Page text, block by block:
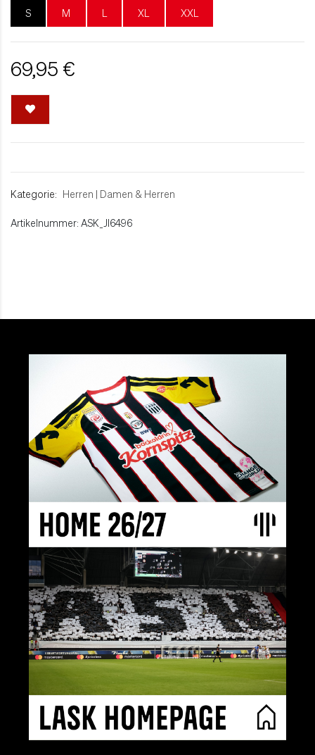
S M L XL XXL
69,95 €
Kategorie: Herren | Damen & Herren
Artikelnummer: ASK_JI6496